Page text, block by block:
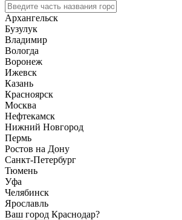
Архангельск
Бузулук
Владимир
Вологда
Воронеж
Ижевск
Казань
Красноярск
Москва
Нефтекамск
Нижний Новгород
Пермь
Ростов на Дону
Санкт-Петербург
Тюмень
Уфа
Челябинск
Ярославль
Ваш город Краснодар?